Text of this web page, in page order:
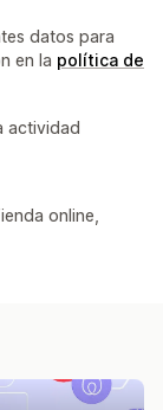
datos para
en la política de
actividad
online,